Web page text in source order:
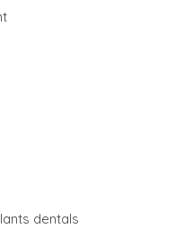
dentals